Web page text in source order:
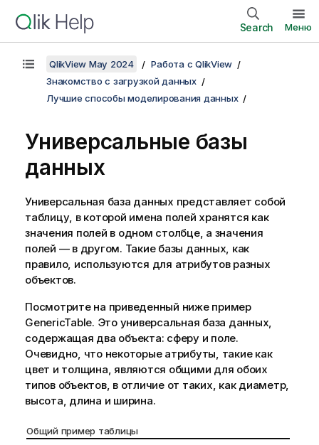
Search Меню
QlikView May 2024
Работа с QlikView
Знакомство с загрузкой данных
Лучшие способы моделирования данных
Универсальные базы
данных
Универсальная база данных представляет собой
таблицу, в которой имена полей хранятся как
значения полей в одном столбце, а значения
полей — в другом. Такие базы данных, как
правило, используются для атрибутов разных
объектов.
Посмотрите на приведенный ниже пример
GenericTable. Это универсальная база данных,
содержащая два объекта: сферу и поле.
Очевидно, что некоторые атрибуты, такие как
цвет и толщина, являются общими для обоих
типов объектов, в отличие от таких, как диаметр,
высота, длина и ширина.
Общий пример таблицы